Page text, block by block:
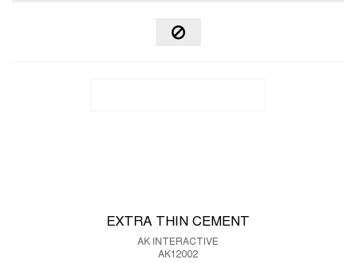
EXTRA THIN CEMENT
AK INTERACTIVE
AK12002